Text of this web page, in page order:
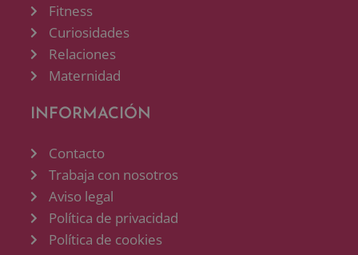
Fitness
Curiosidades
Relaciones
Maternidad
INFORMACIÓN
Contacto
Trabaja con nosotros
Aviso legal
Política de privacidad
Política de cookies